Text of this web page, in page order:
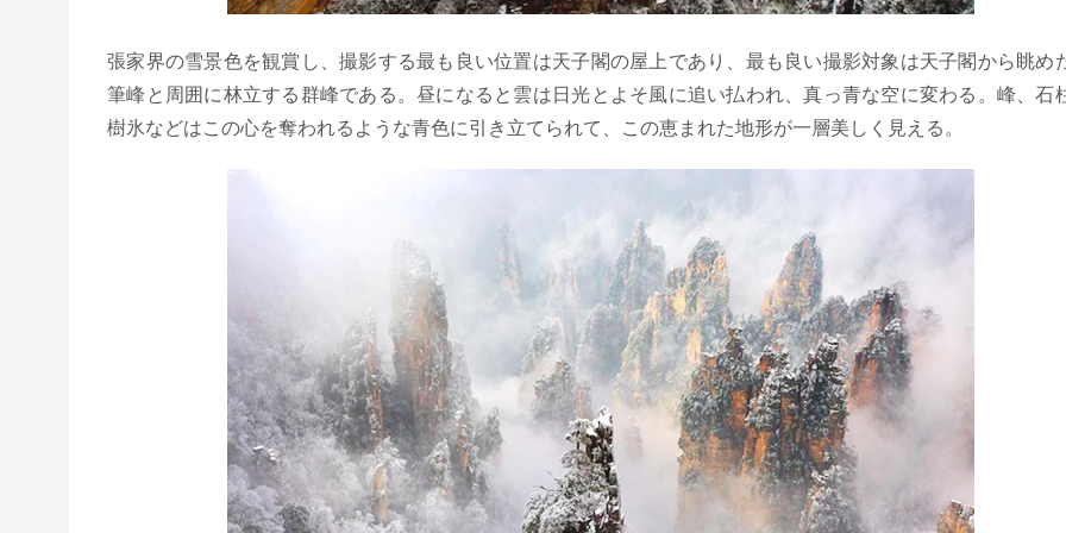
張家界の雪景色を観賞し、撮影する最も良い位置は天子閣の屋上であり、最も良い撮影対象は天子閣から眺め
筆峰と周囲に林立する群峰である。昼になると雲は日光とよそ風に追い払われ、真っ青な空に変わる。峰、石
樹氷などはこの心を奪われるような青色に引き立てられて、この恵まれた地形が一層美しく見える。